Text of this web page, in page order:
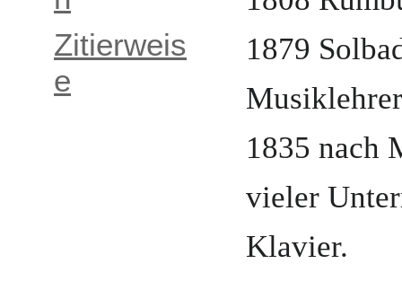
Zitierweis
e
1879
1835 nach
vieler
Klavier.